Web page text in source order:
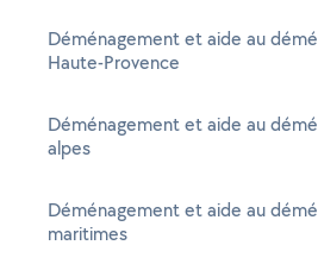
Déménagement et aide au
Haute-Provence
Déménagement et aide au
alpes
Déménagement et aide au
maritimes